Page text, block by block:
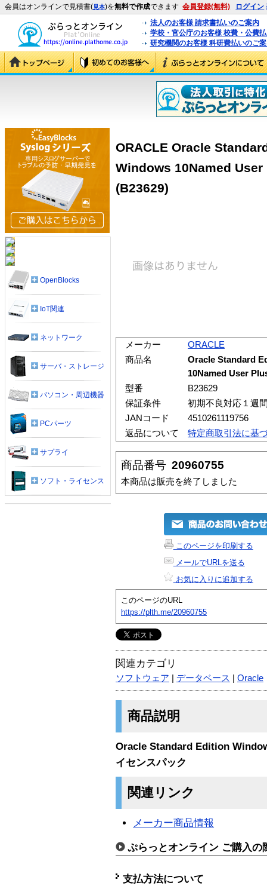
会員はオンラインで見積書(見本)を無料で作成できます 会員登録(無料) ログイン
法人のお客様 請求書払いのご案内
学校・官公庁のお客様 校費・公費
研究機関のお客様 科研費払いのご
ORACLE Oracle
Windows 10Named
(B23629)
メーカー
ORACLE
商品名
Oracle Standard
10Named User
型番
B23629
保証条件
初期不良対応１週
JANコード
4510261119756
返品について
特定商取引法に基
商品番号 20960755
本商品は販売を終了しました
このページを印刷する
メールでURLを送る
お気に入りに追加する
このページのURL
https://plth.me/20960755
関連カテゴリ
ソフトウェア データベース Oracle
商品説明
Oracle Standard Edition
イセンスパック
関連リンク
メーカー商品情報
ぷらっとオンライン ご購入の
支払方法について
OpenBlocks
IoT関連
ネットワーク
サーバ・ストレージ
パソコン・周辺機器
PCパーツ
サプライ
ソフト・ライセンス